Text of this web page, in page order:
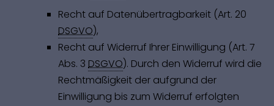
Recht auf Datenübertragbarkeit (Art. 20
DSGVO),
Recht auf Widerruf Ihrer Einwilligung (Art. 7
Abs. 3 DSGVO). Durch den Widerruf wird die
Rechtmäßigkeit der aufgrund der
Einwilligung bis zum Widerruf erfolgten